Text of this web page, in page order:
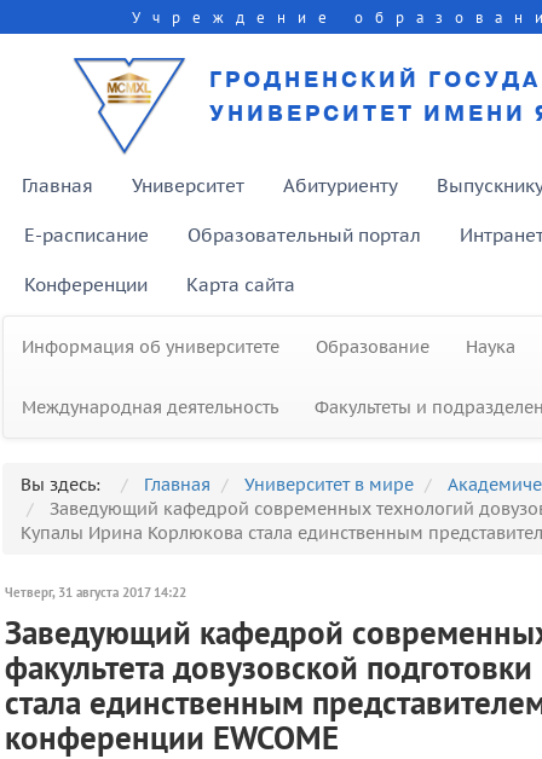
Учреждение
ГРОДНЕНСКИЙ
УНИВЕРСИТЕТ ИМЕНИ
Главная Университет Абитуриенту
E-расписание Образовательный портал
Конференции Карта сайта
Информация об университете Образование Наука
Международная деятельность Факультеты и
Вы здесь: Главная Университет в мире
Заведующий кафедрой современных технологий
Купалы Ирина Корлюкова стала единственным
Четверг, 31 августа 2017 14:22
Заведующий кафедрой
факультета довузовской
стала единственным
конференции EWCOME